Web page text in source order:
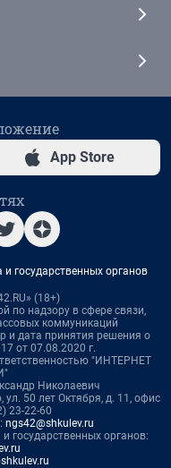
App Store
государственных органов
(18+)
по надзору в сфере связи,
коммуникаций
и дата принятия решения о
от 07.08.2020 г.
"ИНТЕРНЕТ
Николаевич
50 лет Октября, д. 11, офис
23-22-60
ngs42@shkulev.ru
государственных органов: